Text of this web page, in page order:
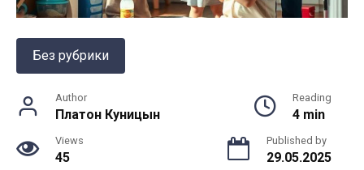
Без рубрики
Author
Платон Куницын
Reading
4 min
Views
45
Published by
29.05.2025